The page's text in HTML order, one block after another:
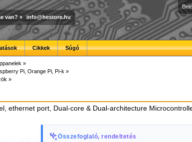
van? » info@hestore.hu
Cikkek Súgó
»
Pi, Orange Pi, Pi-k »
»
ethernet port, Dual-core & Dual-architecture
Összefoglaló, rendeltetés